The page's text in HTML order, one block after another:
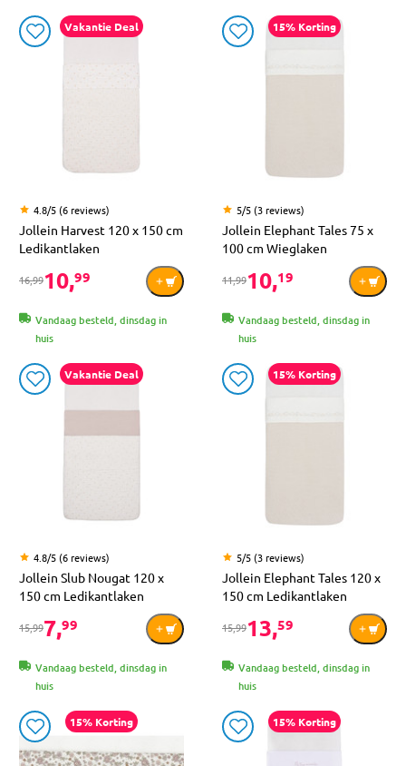
Vakantie Deal
4.8/5 (6 reviews)
Jollein Harvest 120 x 150 cm
Ledikantlaken
16,9910,99
Vandaag besteld, dinsdag in
huis
15% Korting
5/5 (3 reviews)
Jollein Elephant Tales 75 x
100 cm Wieglaken
11,9910,19
Vandaag besteld, dinsdag in
huis
Vakantie Deal
4.8/5 (6 reviews)
Jollein Slub Nougat 120 x
150 cm Ledikantlaken
15,997,99
Vandaag besteld, dinsdag in
huis
15% Korting
5/5 (3 reviews)
Jollein Elephant Tales 120 x
150 cm Ledikantlaken
15,9913,59
Vandaag besteld, dinsdag in
huis
15% Korting 15% Korting